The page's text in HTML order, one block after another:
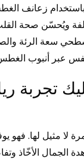
باستخدام زعانف
ويُحسّن صحة القلب
سعة الرئة
عبر أنبوب
تجربة
مثيل لها. فهو
الجمال الأخّاذ